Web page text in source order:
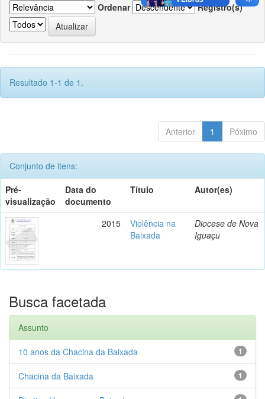
Ordenar
Registro(s)
Resultado 1-1 de 1.
Anterior 1 Póximo
Conjunto de itens:
Pré-
visualização
Data do
documento
Título Autor(es)
2015
Violência na
Baixada
Diocese de Nova
Iguaçu
Busca facetada
Assunto
1
10 anos da Chacina da Baixada
1
Chacina da Baixada